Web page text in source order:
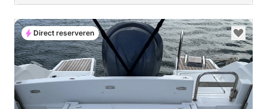
Direct reserveren